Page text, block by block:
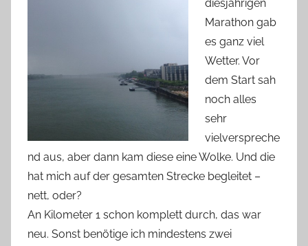
diesjährigen
Marathon gab
es ganz viel
Wetter. Vor
dem Start sah
noch alles
sehr
vielverspreche
nd aus, aber dann kam diese eine Wolke. Und die
hat mich auf der gesamten Strecke begleitet –
nett, oder?
An Kilometer 1 schon komplett durch, das war
neu. Sonst benötige ich mindestens zwei